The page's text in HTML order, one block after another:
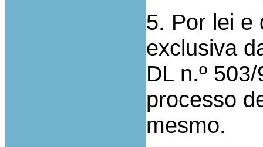
5. Por lei e
exclusiva
DL n.º
processo
mesmo.